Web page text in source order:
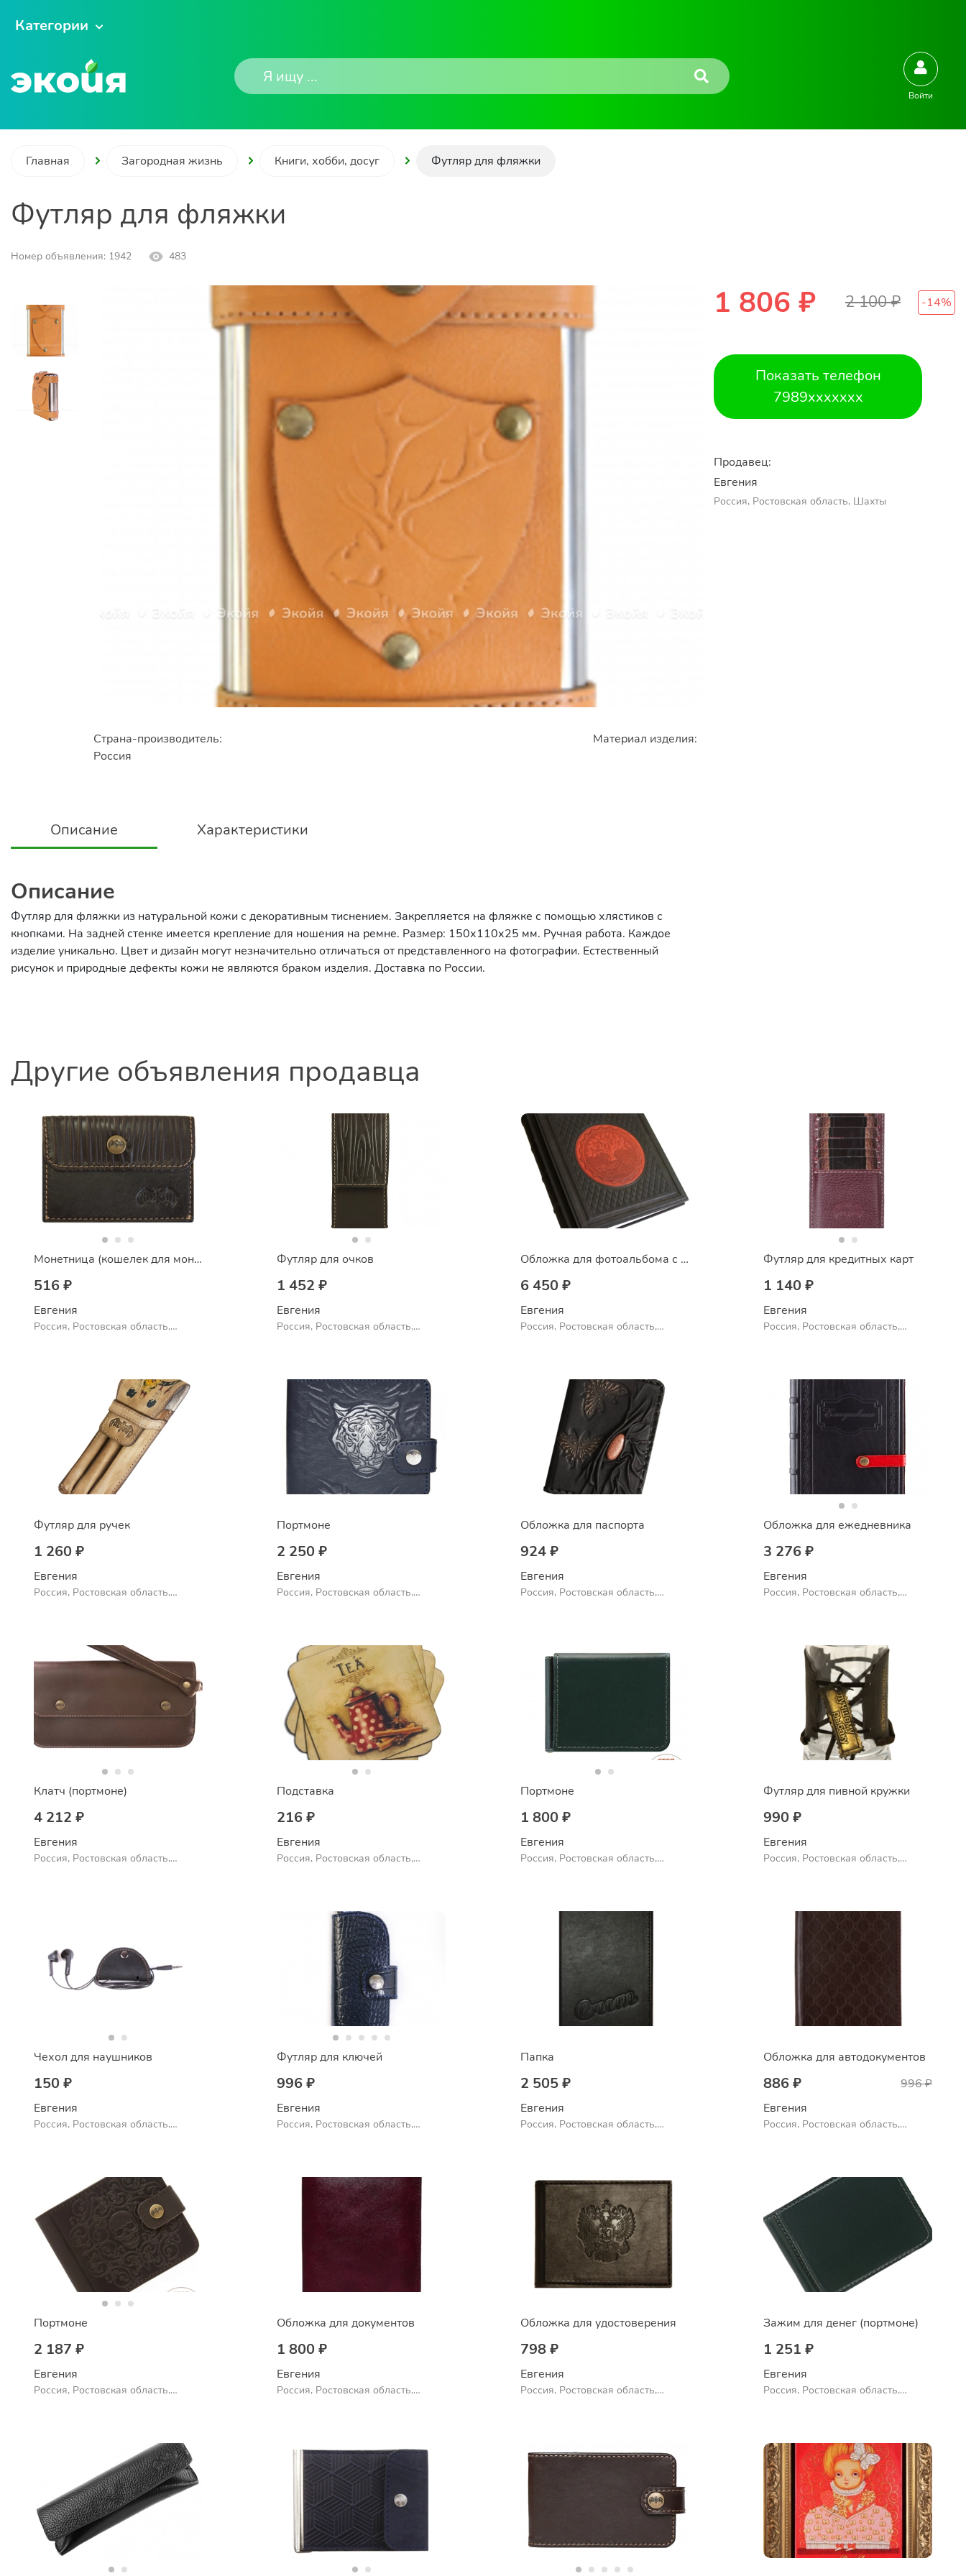
Категории
Войти
Главная Загородная жизнь Книги, хобби, досуг Футляр для фляжки
Футляр для фляжки
Номер объявления: 1942 483
Страна-производитель:
Россия
Материал изделия:
Описание Характеристики
Описание
Футляр для фляжки из натуральной кожи с декоративным тиснением. Закрепляется на фляжке с помощью хлястиков с
кнопками. На задней стенке имеется крепление для ношения на ремне. Размер: 150х110х25 мм. Ручная работа. Каждое
изделие уникально. Цвет и дизайн могут незначительно отличаться от представленного на фотографии. Естественный
рисунок и природные дефекты кожи не являются браком изделия. Доставка по России.
1 806 ₽ 2 100 ₽ -14%
Показать телефон
7989xxxxxxx
Продавец:
Евгения
Россия, Ростовская область, Шахты
Другие объявления продавца
Монетница (кошелек для монет)
516 ₽
Евгения
Россия, Ростовская область,
Футляр для очков
1 452 ₽
Евгения
Россия, Ростовская область,
Обложка для фотоальбома с блоком
6 450 ₽
Евгения
Россия, Ростовская область,
Футляр для кредитных карт
1 140 ₽
Евгения
Россия, Ростовская область,
Футляр для ручек
1 260 ₽
Евгения
Россия, Ростовская область,
Портмоне
2 250 ₽
Евгения
Россия, Ростовская область,
Обложка для паспорта
924 ₽
Евгения
Россия, Ростовская область,
Обложка для ежедневника
3 276 ₽
Евгения
Россия, Ростовская область,
Клатч (портмоне)
4 212 ₽
Евгения
Россия, Ростовская область,
Подставка
216 ₽
Евгения
Россия, Ростовская область,
Портмоне
1 800 ₽
Евгения
Россия, Ростовская область,
Футляр для пивной кружки
990 ₽
Евгения
Россия, Ростовская область,
Чехол для наушников
150 ₽
Евгения
Россия, Ростовская область,
Футляр для ключей
996 ₽
Евгения
Россия, Ростовская область,
Папка
2 505 ₽
Евгения
Россия, Ростовская область,
Обложка для автодокументов
886 ₽
996 ₽
Евгения
Россия, Ростовская область,
Портмоне
2 187 ₽
Евгения
Россия, Ростовская область,
Обложка для документов
1 800 ₽
Евгения
Россия, Ростовская область,
Обложка для удостоверения
798 ₽
Евгения
Россия, Ростовская область,
Зажим для денег (портмоне)
1 251 ₽
Евгения
Россия, Ростовская область,